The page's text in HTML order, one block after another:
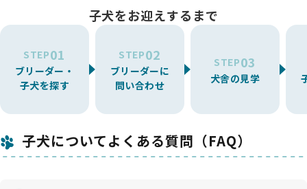
子犬をお迎えするまで
STEP01
ブリーダー・
子犬を探す
STEP02
ブリーダーに
問い合わせ
STEP03
犬舎の見学
子犬についてよくある質問（FAQ）